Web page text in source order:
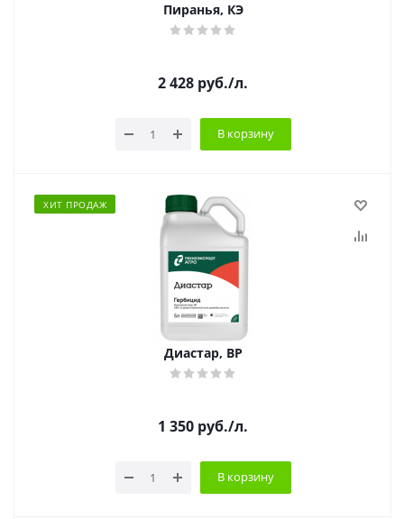
Пиранья, КЭ
2 428 руб./л.
В корзину
ХИТ ПРОДАЖ
Диастар, ВР
1 350 руб./л.
В корзину